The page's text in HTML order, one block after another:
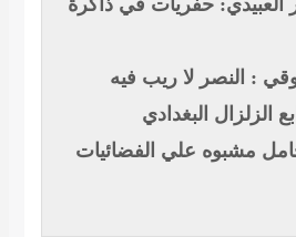
العبيدي: حفريات في ذاكرة
: النصر لا ريب فيه
الزلزال البغدادي
مشبوه علي الفضائيات